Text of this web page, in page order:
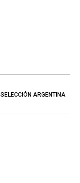
SELECCIÓN ARGENTINA